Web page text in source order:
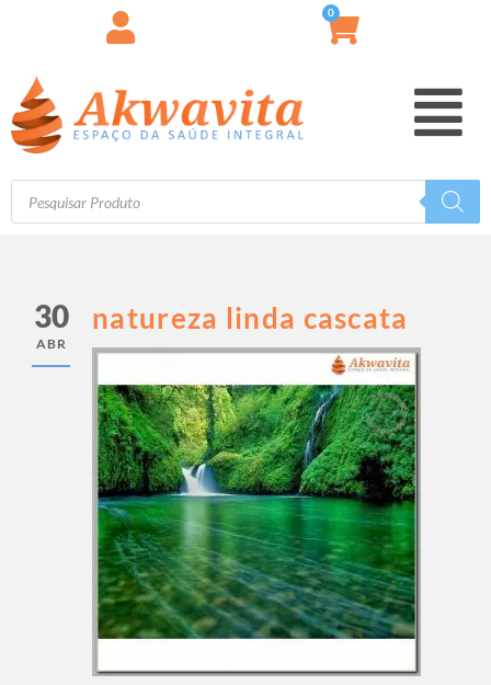
0
30
ABR
natureza linda cascata